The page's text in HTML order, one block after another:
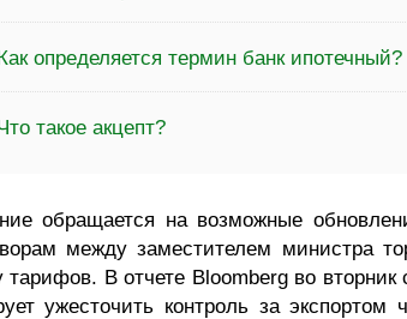
определяется термин банк ипотечный?
такое акцепт?
обращается на возможные
между заместителем министра
тарифов. В отчете Bloomberg во
ужесточить контроль за